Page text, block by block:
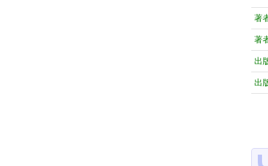
著
著
出
出